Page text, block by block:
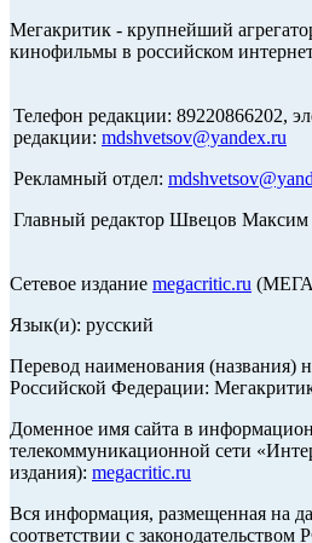
Мегакритик - крупнейший
кинофильмы в российском
Телефон редакции: 89220866202,
редакции: mdshvetsov@yandex.ru
Рекламный отдел:
Главный редактор Швецов
Сетевое издание megacritic.ru
Язык(и): русский
Перевод наименования (названия)
Российской Федерации:
Доменное имя сайта в
телекоммуникационной сети
издания): megacritic.ru
Вся информация, размещенная на
соответствии с